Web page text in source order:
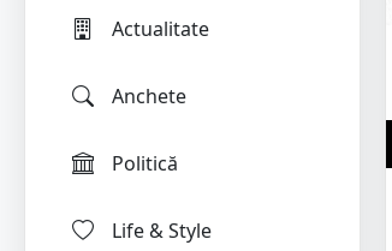
Actualitate
Anchete
Politică
Life & Style